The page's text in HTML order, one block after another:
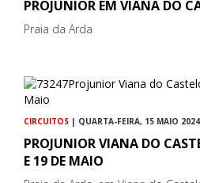
PROJUNIOR EM VIANA DO
Praia da Arda
CIRCUITOS | QUARTA-FEIRA, 15 MAIO 2024
PROJUNIOR VIANA DO
E 19 DE MAIO